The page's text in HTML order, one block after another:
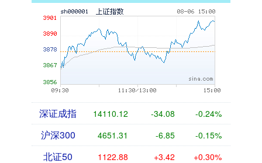
深证成指 14110.12 -34.08 -0.24%
沪深300 4651.31 -6.85 -0.15%
北证50 1122.88 +3.42 +0.30%